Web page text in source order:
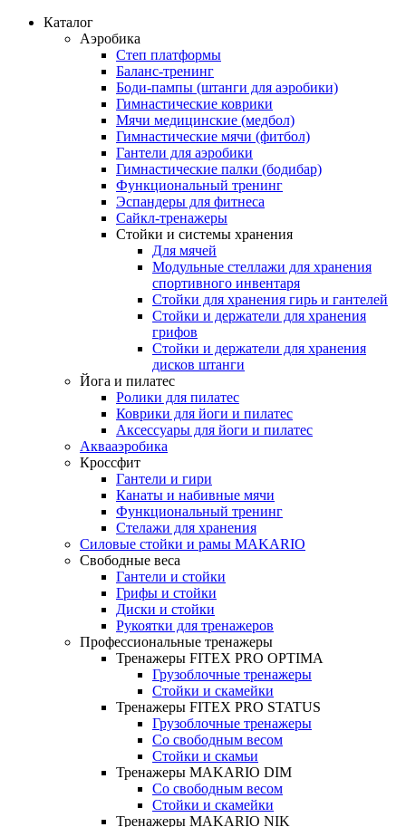
Каталог
Аэробика
Степ платформы
Баланс-тренинг
Боди-пампы (штанги для аэробики)
Гимнастические коврики
Мячи медицинские (медбол)
Гимнастические мячи (фитбол)
Гантели для аэробики
Гимнастические палки (бодибар)
Функциональный тренинг
Эспандеры для фитнеса
Сайкл-тренажеры
Стойки и системы хранения
Для мячей
Модульные стеллажи для хранения
спортивного инвентаря
Стойки для хранения гирь и гантелей
Стойки и держатели для хранения
грифов
Стойки и держатели для хранения
дисков штанги
Йога и пилатес
Ролики для пилатес
Коврики для йоги и пилатес
Аксессуары для йоги и пилатес
Аквааэробика
Кроссфит
Гантели и гири
Канаты и набивные мячи
Функциональный тренинг
Стелажи для хранения
Силовые стойки и рамы MAKARIO
Свободные веса
Гантели и стойки
Грифы и стойки
Диски и стойки
Рукоятки для тренажеров
Профессиональные тренажеры
Тренажеры FITEX PRO OPTIMA
Грузоблочные тренажеры
Стойки и скамейки
Тренажеры FITEX PRO STATUS
Грузоблочные тренажеры
Со свободным весом
Стойки и скамьи
Тренажеры MAKARIO DIM
Со свободным весом
Стойки и скамейки
Тренажеры MAKARIO NIK